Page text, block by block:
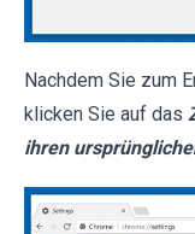
Nachdem Sie zum
klicken Sie auf das
ihren